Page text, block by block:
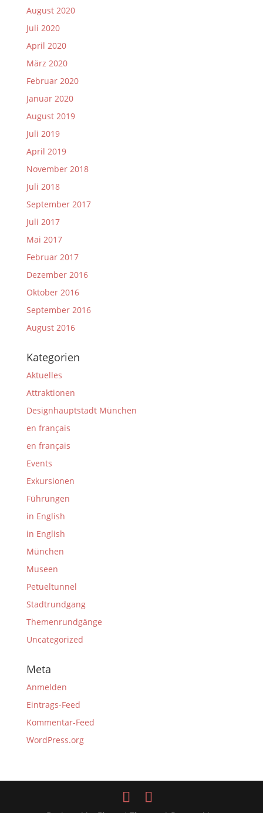
August 2020
Juli 2020
April 2020
März 2020
Februar 2020
Januar 2020
August 2019
Juli 2019
April 2019
November 2018
Juli 2018
September 2017
Juli 2017
Mai 2017
Februar 2017
Dezember 2016
Oktober 2016
September 2016
August 2016
Kategorien
Aktuelles
Attraktionen
Designhauptstadt München
en français
en français
Events
Exkursionen
Führungen
in English
in English
München
Museen
Petueltunnel
Stadtrundgang
Themenrundgänge
Uncategorized
Meta
Anmelden
Eintrags-Feed
Kommentar-Feed
WordPress.org